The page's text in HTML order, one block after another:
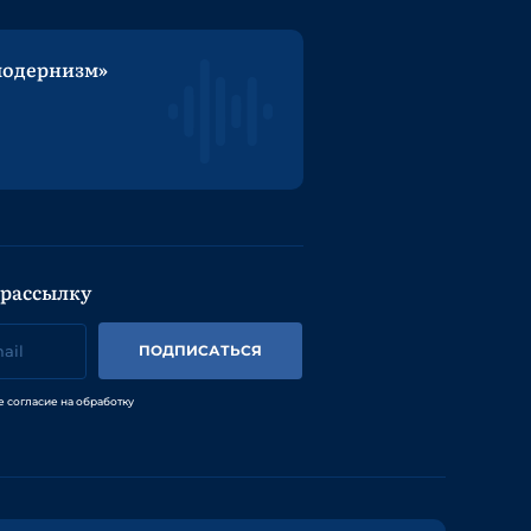
ПОДПИСАТЬСЯ
на обработку